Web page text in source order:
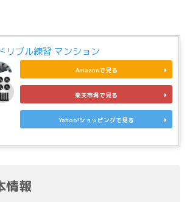
リブル練習 マンション
Amazonで見る
楽天市場で見る
Yahoo!ショッピングで見る
情報